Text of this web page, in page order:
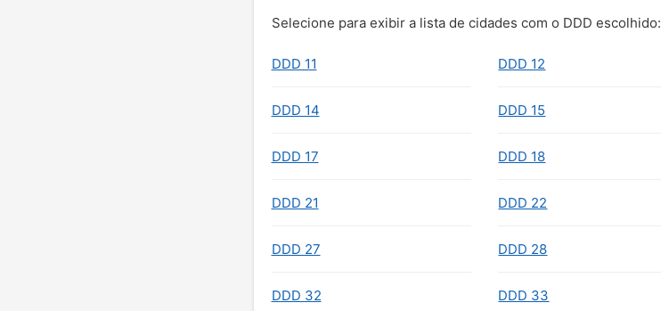
Selecione para exibir a lista de cidades com o DDD escolhido:
DDD 11 DDD 12
DDD 14 DDD 15
DDD 17 DDD 18
DDD 21 DDD 22
DDD 27 DDD 28
DDD 32 DDD 33